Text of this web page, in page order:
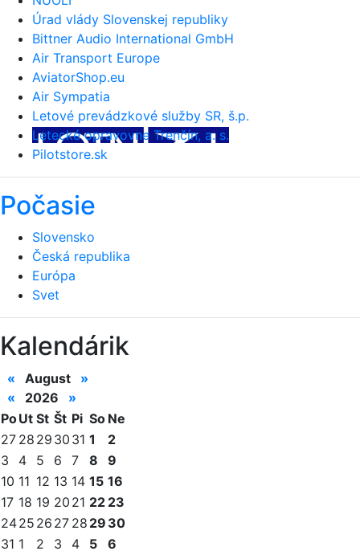
Úrad vlády Slovenskej republiky
Bittner Audio International GmbH
Air Transport Europe
AviatorShop.eu
Air Sympatia
Letové prevádzkové služby SR, š.p.
Letecké opravovne Trenčín, a. s.
Pilotstore.sk
Počasie
Slovensko
Česká republika
Európa
Svet
Kalendárik
« August
»
«
2026
»
PoUt St Št Pi So Ne
27 28 29 30 31 1
2
3
4 5 6 7 8
9
10 11 12 13 14 15 16
17 18 19 20 21 22 23
2425 26 27 28 29 30
31 1 2 3 4 5
6